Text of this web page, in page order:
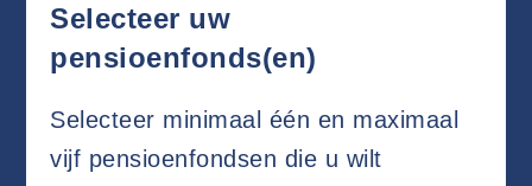
Selecteer uw
pensioenfonds(en)
Selecteer minimaal één en maximaal
vijf pensioenfondsen die u wilt